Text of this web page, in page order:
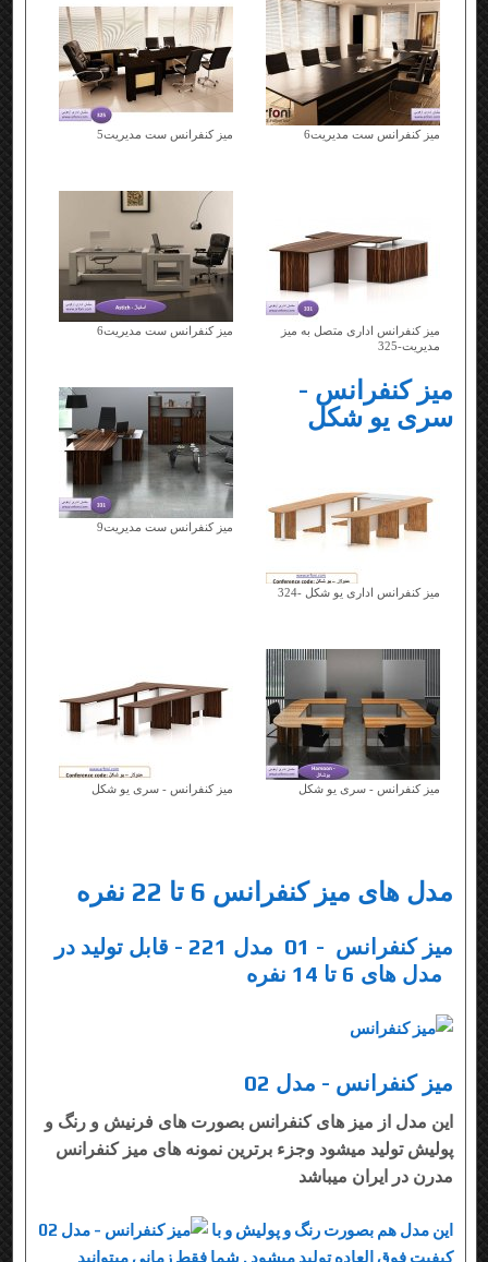
میز کنفرانس ست مدیریت5 میز کنفرانس ست مدیریت6
میز کنفرانس ست مدیریت6
میز کنفرانس اداری متصل به میز
مدیریت-325
میز کنفرانس ست مدیریت9
میز کنفرانس -
سری یو شکل
میز کنفرانس اداری یو شکل -324
میز کنفرانس - سری یو شکل میز کنفرانس - سری یو شکل
مدل های میز کنفرانس 6 تا 22 نفره
میز کنفرانس - 01 مدل 221 - قابل تولید در
میز کنفرانس - مدل 02
پولیش تولید میشود وجزء برترین نمونه های میز کنفرانس
مدرن در ایران میباشد
کیفیت فوق العاده تولید میشود . شما فقط زمانی میتوانید